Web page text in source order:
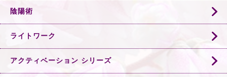
陰陽術
ライトワーク
アクティベーション シリーズ